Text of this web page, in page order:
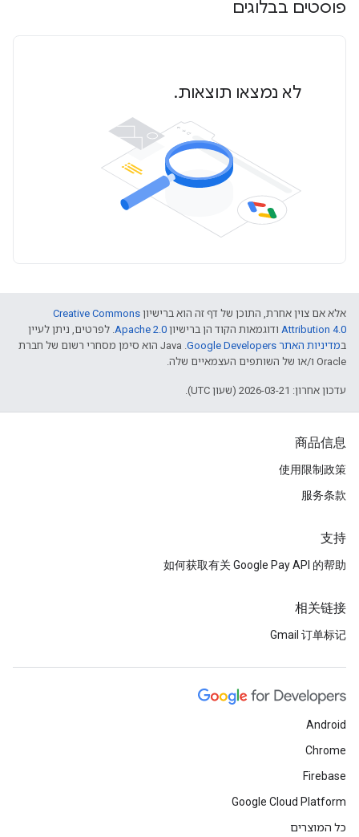
פוסטים בבלוגים
לא נמצאו תוצאות.
אלא אם צוין אחרת, התוכן של דף זה הוא ברישיון Creative Commons
Attribution 4.0 ודוגמאות הקוד הן ברישיון Apache 2.0 . לפרטים, ניתן לעיין
במדיניות האתר Google Developers‏
.‏ Java הוא סימן מסחרי רשום של חברת
Oracle ו/או של השותפים העצמאיים שלה.
עדכון אחרון: 2026-03-21 (שעון UTC).
商品信息
使用限制政策
服务条款
支持
如何获取有关 Google Pay API 的帮助
相关链接
Gmail 订单标记
Android
Chrome
Firebase
Google Cloud Platform
כל המוצרים